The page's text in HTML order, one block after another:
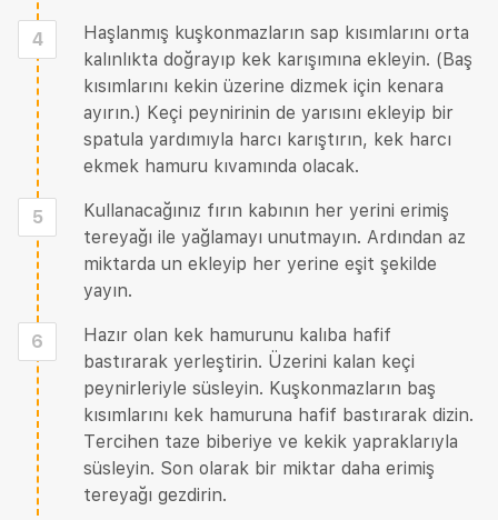
4
Haşlanmış kuşkonmazların sap kısımlarını orta
kalınlıkta doğrayıp kek karışımına ekleyin. (Baş
kısımlarını kekin üzerine dizmek için kenara
ayırın.) Keçi peynirinin de yarısını ekleyip bir
spatula yardımıyla harcı karıştırın, kek harcı
ekmek hamuru kıvamında olacak.
5
Kullanacağınız fırın kabının her yerini erimiş
tereyağı ile yağlamayı unutmayın. Ardından az
miktarda un ekleyip her yerine eşit şekilde
yayın.
6
Hazır olan kek hamurunu kalıba hafif
bastırarak yerleştirin. Üzerini kalan keçi
peynirleriyle süsleyin. Kuşkonmazların baş
kısımlarını kek hamuruna hafif bastırarak dizin.
Tercihen taze biberiye ve kekik yapraklarıyla
süsleyin. Son olarak bir miktar daha erimiş
tereyağı gezdirin.